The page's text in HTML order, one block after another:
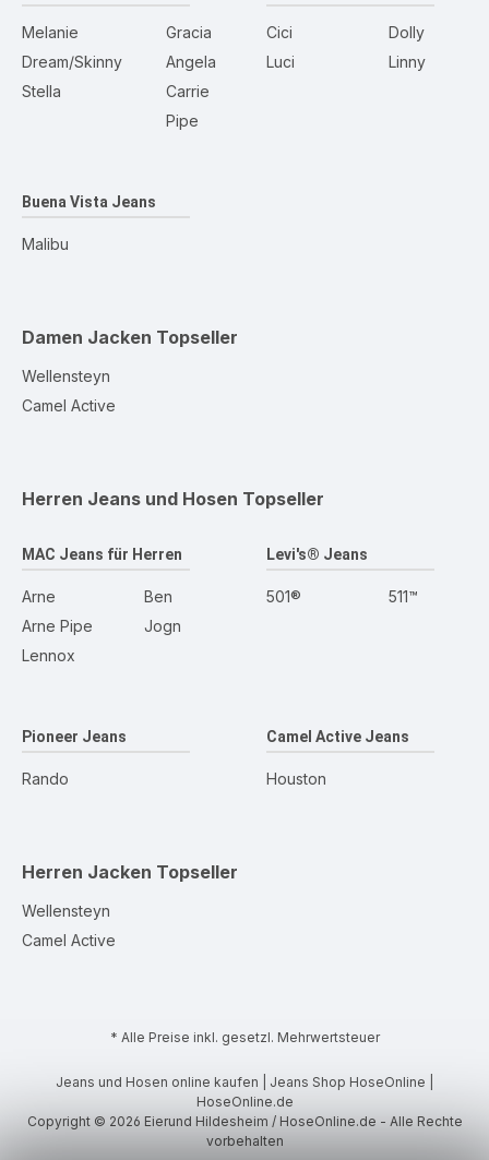
Melanie
Dream/Skinny
Stella
Gracia
Angela
Carrie
Pipe
Cici
Luci
Dolly
Linny
Buena Vista Jeans
Malibu
Damen Jacken Topseller
Wellensteyn
Camel Active
Herren Jeans und Hosen Topseller
MAC Jeans für Herren
Arne
Arne Pipe
Lennox
Ben
Jogn
Levi's® Jeans
501® 511™
Pioneer Jeans
Rando
Camel Active Jeans
Houston
Herren Jacken Topseller
Wellensteyn
Camel Active
* Alle Preise inkl. gesetzl. Mehrwertsteuer
Jeans und Hosen online kaufen | Jeans Shop HoseOnline |
HoseOnline.de
Copyright © 2026 Eierund Hildesheim / HoseOnline.de - Alle Rechte
vorbehalten